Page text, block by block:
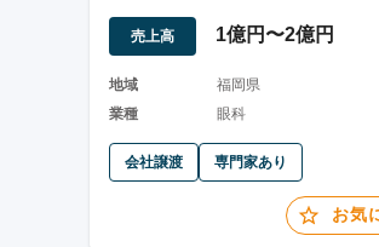
売上高 1億円〜2億円
地域
福岡県
業種
眼科
会社譲渡 専門家あり
お気